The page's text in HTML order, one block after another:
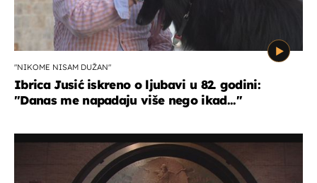
"NIKOME NISAM DUŽAN"
Ibrica Jusić iskreno o ljubavi u 82. godini:
"Danas me napadaju više nego ikad..."